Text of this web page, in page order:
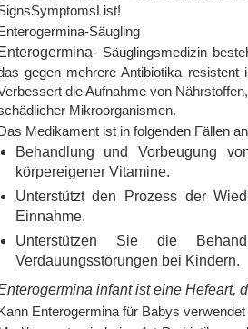
Säugling
Enterogermina-Säuglingsmedizin
gegen mehrere Antibiotika
die Aufnahme von
Mikroorganismen.
Medikament ist in folgenden Fällen
Behandlung und Vorbeugung
körpereigener Vitamine.
Unterstützt den Prozess der
Einnahme.
Unterstützen Sie die
Verdauungsstörungen bei Kindern.
infant ist eine Hefeart,
Enterogermina für Babys